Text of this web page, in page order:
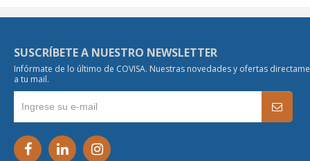
SUSCRÍBETE A NUESTRO NEWSLETTER
Infórmate de lo último de COVISA. Nuestras novedades y ofertas
a tu mail.